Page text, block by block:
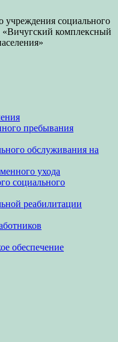
социального
«Вичугский комплексный
пребывания
обслуживания на
ухода
социального
реабилитации
обеспечение